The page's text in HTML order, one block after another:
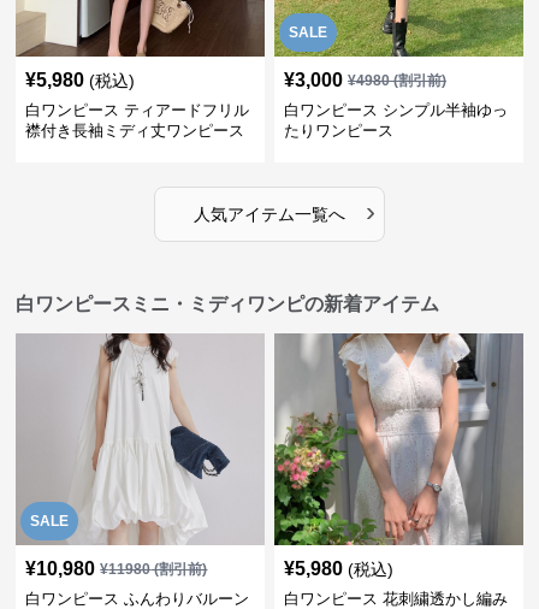
¥5,980 (税込)
白ワンピース ティアードフリル
襟付き長袖ミディ丈ワンピース
SALE
¥3,000 ¥4980(割引前)
白ワンピース シンプル半袖ゆっ
たりワンピース
人気アイテム一覧へ ›
白ワンピースミニ・ミディワンピの新着アイテム
SALE
¥10,980 ¥11980(割引前)
白ワンピース ふんわりバルーン
¥5,980 (税込)
白ワンピース 花刺繍透かし編み